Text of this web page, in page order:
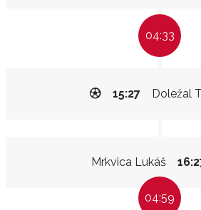
04:33
Doležal
15:27
Mrkvica Lukáš
04:59